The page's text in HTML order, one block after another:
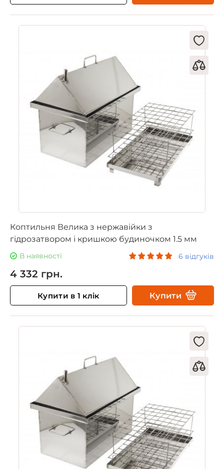
Коптильня Велика з нержавійки з
гідрозатвором і кришкою будиночком 1.5 мм
В наявності 6 відгуків
4 332 грн.
Купити в 1 клік Купити